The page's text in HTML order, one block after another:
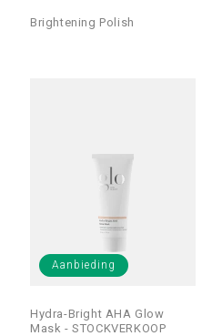
Brightening Polish
Aanbieding
Hydra-Bright AHA Glow
Mask - STOCKVERKOOP